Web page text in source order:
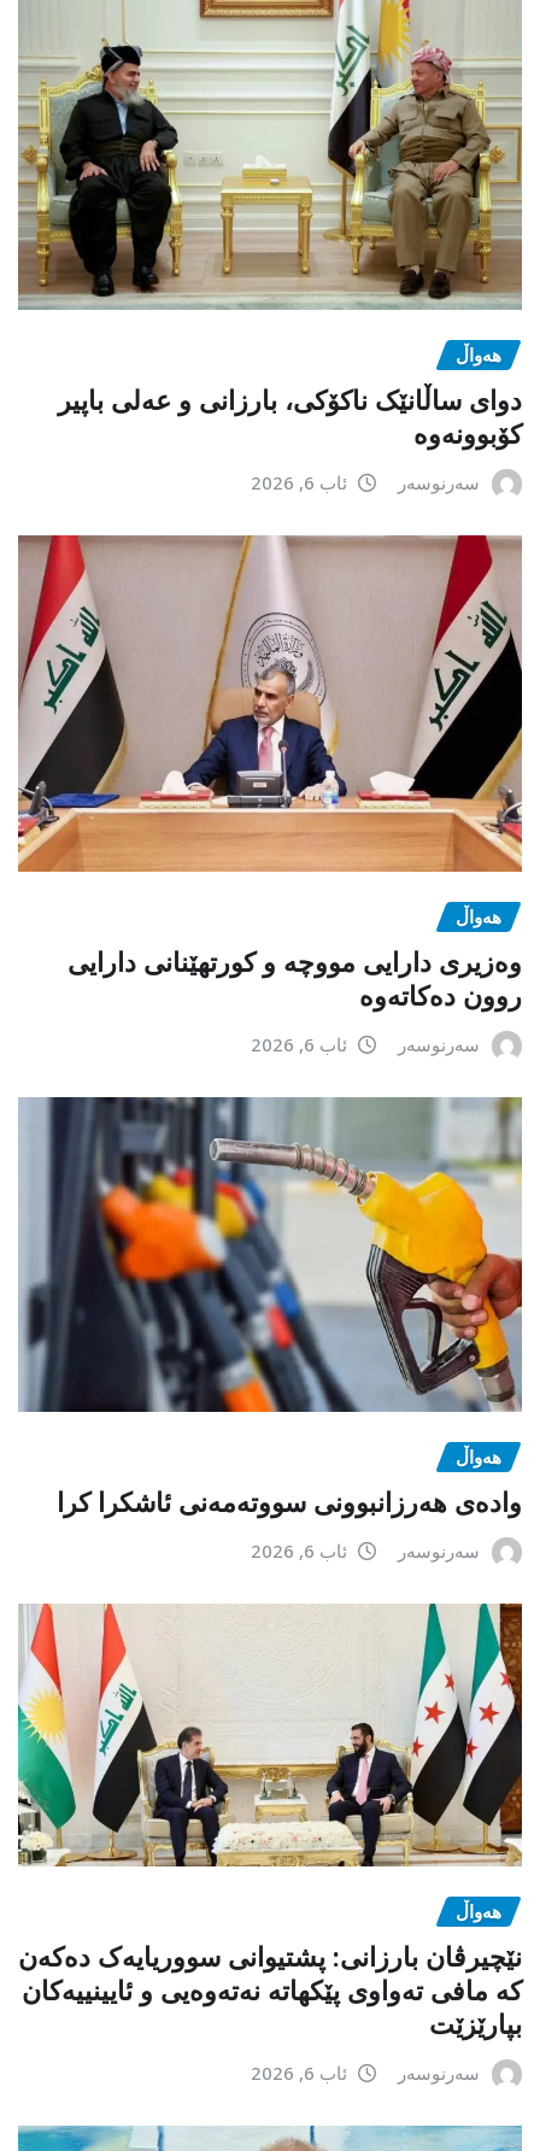
هەواڵ
دوای ساڵانێک ناکۆکی، بارزانی و عەلی باپیر
کۆبوونەوە
سەرنوسەر ئاب 6, 2026
هەواڵ
وەزیری دارایی مووچە و کورتهێنانی دارایی
روون دەکاتەوە
سەرنوسەر ئاب 6, 2026
هەواڵ
وادەی هەرزانبوونی سووتەمەنی ئاشکرا کرا
سەرنوسەر ئاب 6, 2026
هەواڵ
نێچیرڤان بارزانی: پشتیوانی سووریایەک دەکەن
کە مافی تەواوی پێکهاتە نەتەوەیی و ئایینییەکان
بپارێزێت
سەرنوسەر ئاب 6, 2026